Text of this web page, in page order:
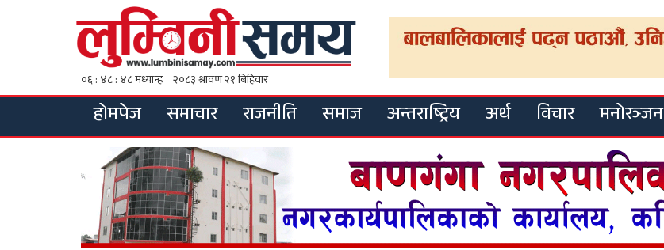
होमपेज समाचार राजनीति समाज अन्तराष्ट्रिय अर्थ विचार मनोरञ्जन